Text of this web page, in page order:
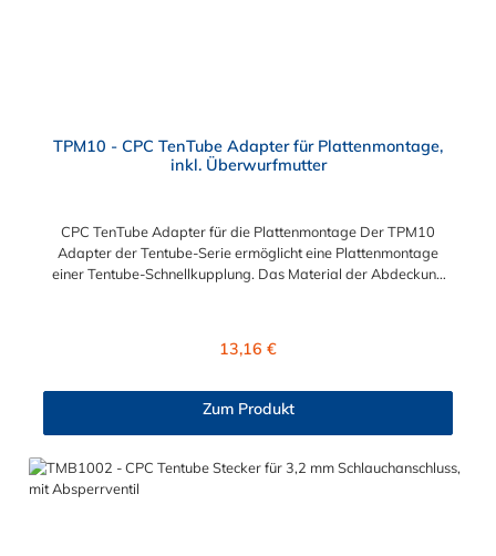
TPM10 - CPC TenTube Adapter für Plattenmontage,
inkl. Überwurfmutter
CPC TenTube Adapter für die Plattenmontage Der TPM10
Adapter der Tentube-Serie ermöglicht eine Plattenmontage
einer Tentube-Schnellkupplung. Das Material der Abdeckung
Regulärer Preis:
13,16 €
Zum Produkt